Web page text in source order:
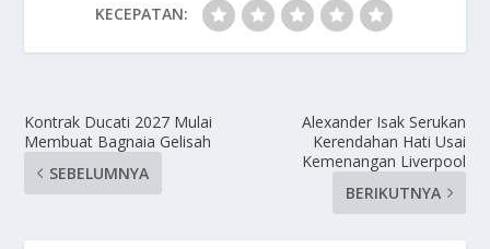
KECEPATAN:
Kontrak Ducati 2027 Mulai
Membuat Bagnaia Gelisah
SEBELUMNYA
Alexander Isak Serukan
Kerendahan Hati Usai
Kemenangan Liverpool
BERIKUTNYA